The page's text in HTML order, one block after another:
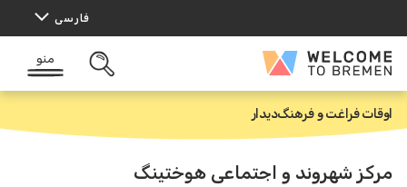
محتوا
فارسی
Welcome
Bremen
باز
منو
خ
ا
اوقات فراغت و فرهنگدیدار
مرکز شهروند و اجتماعی هوختینگ